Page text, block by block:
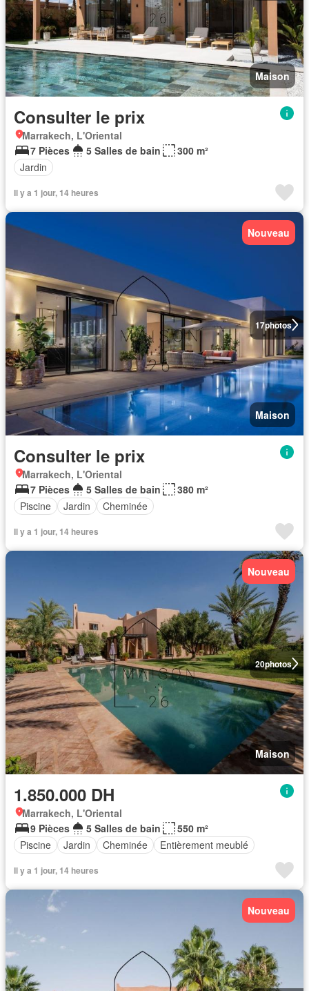
Maison
Consulter le prix
Marrakech, L'Oriental
7 Pièces
5 Salles de bain
300 m²
Jardin
Il y a 1 jour, 14 heures
17photos
Nouveau
Maison
Consulter le prix
Marrakech, L'Oriental
7 Pièces
5 Salles de bain
380 m²
Piscine
Jardin Cheminée
Il y a 1 jour, 14 heures
20photos
Nouveau
Maison
1.850.000 DH
Marrakech, L'Oriental
9 Pièces
5 Salles de bain
550 m²
Piscine
Jardin Cheminée Entièrement meublé
Il y a 1 jour, 14 heures
Nouveau